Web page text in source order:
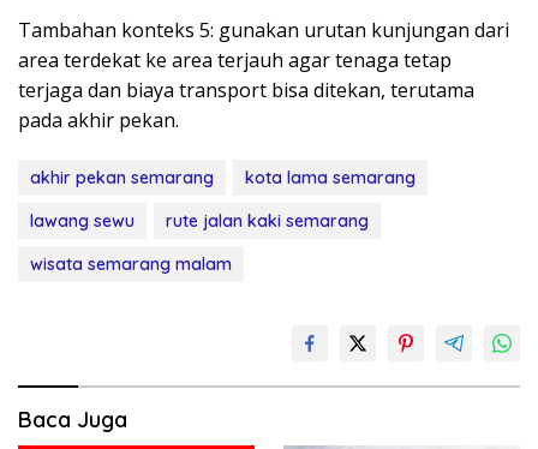
Tambahan konteks 5: gunakan urutan kunjungan dari
area terdekat ke area terjauh agar tenaga tetap
terjaga dan biaya transport bisa ditekan, terutama
pada akhir pekan.
akhir pekan semarang
kota lama semarang
lawang sewu
rute jalan kaki semarang
wisata semarang malam
Baca Juga